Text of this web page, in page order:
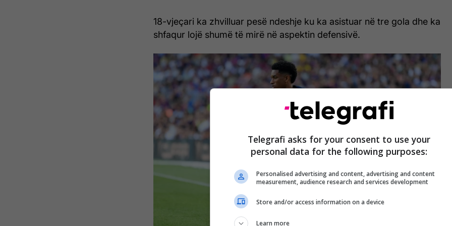
18-vjeçari ka zhvilluar pesë ndeshje ku ka asistuar në tre gola dhe ka
shfaqur lojë shumë të mirë në aspektin defensivë.
Telegrafi asks for your consent to use your
personal data for the following purposes:
Personalised advertising and content, advertising and content
measurement, audience research and services development
Store and/or access information on a device
Learn more